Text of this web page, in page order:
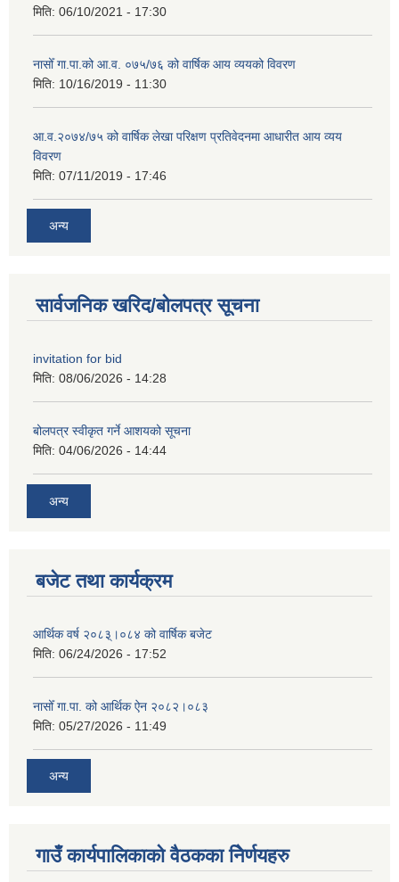
मिति: 06/10/2021 - 17:30
नासोँ गा.पा.को आ.व. ०७५/७६ को वार्षिक आय व्ययको विवरण
मिति: 10/16/2019 - 11:30
आ.व.२०७४/७५ को वार्षिक लेखा परिक्षण प्रतिवेदनमा आधारीत आय व्यय
विवरण
मिति: 07/11/2019 - 17:46
अन्य
सार्वजनिक खरिद/बोलपत्र सूचना
invitation for bid
मिति: 08/06/2026 - 14:28
बोलपत्र स्वीकृत गर्ने आशयको सूचना
मिति: 04/06/2026 - 14:44
अन्य
बजेट तथा कार्यक्रम
आर्थिक वर्ष २०८३्।०८४ को वार्षिक बजेट
मिति: 06/24/2026 - 17:52
नासोँ गा.पा. को आर्थिक ऐन २०८२।०८३
मिति: 05/27/2026 - 11:49
अन्य
गाउँ कार्यपालिकाको वैठकका निेर्णयहरु